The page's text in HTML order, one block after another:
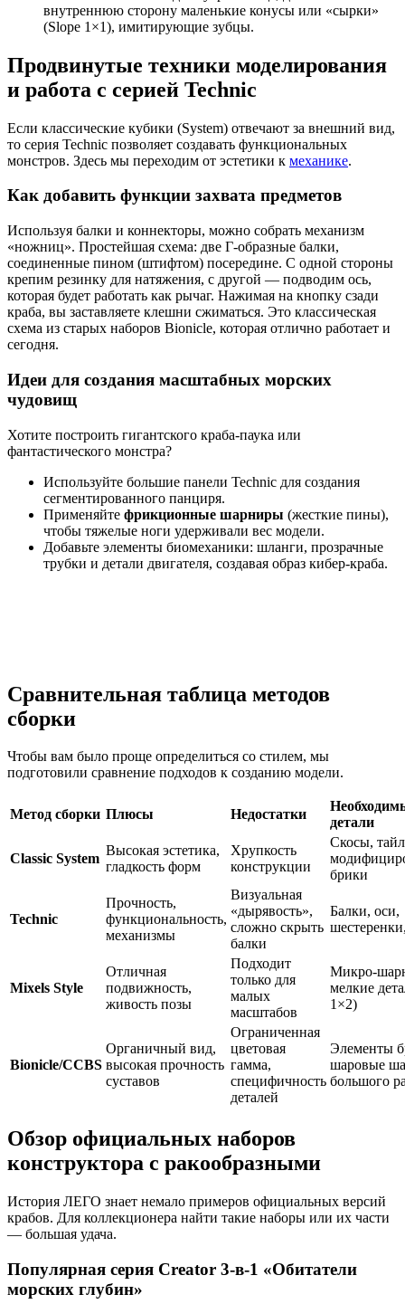
внутреннюю сторону маленькие конусы или «сырки»
(Slope 1×1), имитирующие зубцы.
Продвинутые техники моделирования
и работа с серией Technic
Если классические кубики (System) отвечают за внешний вид,
то серия Technic позволяет создавать функциональных
монстров. Здесь мы переходим от эстетики к механике.
Как добавить функции захвата предметов
Используя балки и коннекторы, можно собрать механизм
«ножниц». Простейшая схема: две Г-образные балки,
соединенные пином (штифтом) посередине. С одной стороны
крепим резинку для натяжения, с другой — подводим ось,
которая будет работать как рычаг. Нажимая на кнопку сзади
краба, вы заставляете клешни сжиматься. Это классическая
схема из старых наборов Bionicle, которая отлично работает и
сегодня.
Идеи для создания масштабных морских
чудовищ
Хотите построить гигантского краба-паука или
фантастического монстра?
Используйте большие панели Technic для создания
сегментированного панциря.
Применяйте фрикционные шарниры (жесткие пины),
чтобы тяжелые ноги удерживали вес модели.
Добавьте элементы биомеханики: шланги, прозрачные
трубки и детали двигателя, создавая образ кибер-краба.
Сравнительная таблица методов
сборки
Чтобы вам было проще определиться со стилем, мы
подготовили сравнение подходов к созданию модели.
Метод сборки Плюсы Недостатки
детали
Classic System
Высокая эстетика,
гладкость форм
Хрупкость
конструкции
Скосы,
брики
Technic
Прочность,
функциональность,
механизмы
Визуальная
«дырявость»,
сложно скрыть
балки
Балки, оси,
Mixels Style
Отличная
подвижность,
живость позы
Подходит
только для
малых
масштабов
Микро-
мелкие
1×2)
Bionicle/CCBS
Органичный вид,
высокая прочность
суставов
Ограниченная
цветовая
гамма,
специфичность
деталей
Элементы
шаровые
большого
Обзор официальных наборов
конструктора с ракообразными
История ЛЕГО знает немало примеров официальных версий
крабов. Для коллекционера найти такие наборы или их части
— большая удача.
Популярная серия Creator 3-в-1 «Обитатели
морских глубин»